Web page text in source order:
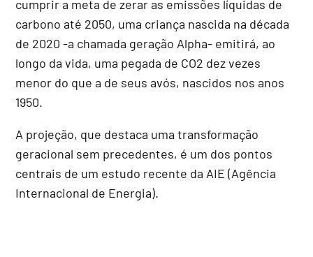
cumprir a meta de zerar as emissões líquidas de
carbono até 2050, uma criança nascida na década
de 2020 -a chamada geração Alpha- emitirá, ao
longo da vida, uma pegada de CO2 dez vezes
menor do que a de seus avós, nascidos nos anos
1950.
A projeção, que destaca uma transformação
geracional sem precedentes, é um dos pontos
centrais de um estudo recente da AIE (Agência
Internacional de Energia).